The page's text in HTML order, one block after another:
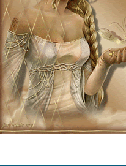
Nỗi nhớ thương ai